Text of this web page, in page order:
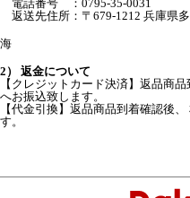
電話番号 ：0795-35-0031
返送先住所：〒679-1212 兵庫県
足立醸造株式会
海
2） 返金について
【クレジットカード決済】返品商
へお振込致します。
【代金引換】返品商品到着確認後
す。